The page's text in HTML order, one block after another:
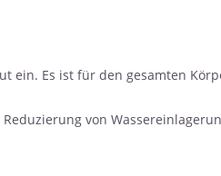
ein. Es ist für den gesamten
von